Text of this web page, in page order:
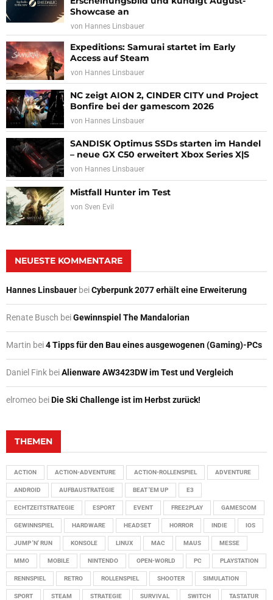
Showcase an
von Hannes Linsbauer
Expeditions: Samurai startet im Early
Access auf Steam
von Hannes Linsbauer
NC zeigt AION 2, CINDER CITY und Project
Bonfire bei der gamescom 2026
von Hannes Linsbauer
SANDISK Optimus SSDs starten im Handel
– neue GX C50 erweitert Xbox Series X|S
von Hannes Linsbauer
Mistfall Hunter im Test
von Sven Evil
NEUESTE KOMMENTARE
Hannes Linsbauer beiCyberpunk 2077 erhält eine Erweiterung
Renate Busch beiGewinnspiel The Mandalorian
Martin bei4 Tipps für den Bau eines ausgewogenen (Gaming)-PCs
Daniel Fink beiAlienware AW3423DW im Test und Vergleich
elromeo beiDie Ski Challenge ist im Herbst zurück!
THEMEN
ACTION ACTION-ADVENTURE ACTION-ROLLENSPIEL ADVENTURE
ANDROID AUFBAUSTRATEGIE BEAT 'EM UP E3
ECHTZEITSTRATEGIE ESPORT EVENT FREE2PLAY GAMESCOM
GEWINNSPIEL HARDWARE HEADSET HORROR INDIE IOS
JUMP 'N' RUN KONSOLE LINUX MAC MAUS MESSE
MMO MOBILE NINTENDO OPEN-WORLD PC PLAYSTATION
RENNSPIEL RETRO ROLLENSPIEL SHOOTER SIMULATION
SPORT STEAM STRATEGIE SURVIVAL SWITCH TASTATUR